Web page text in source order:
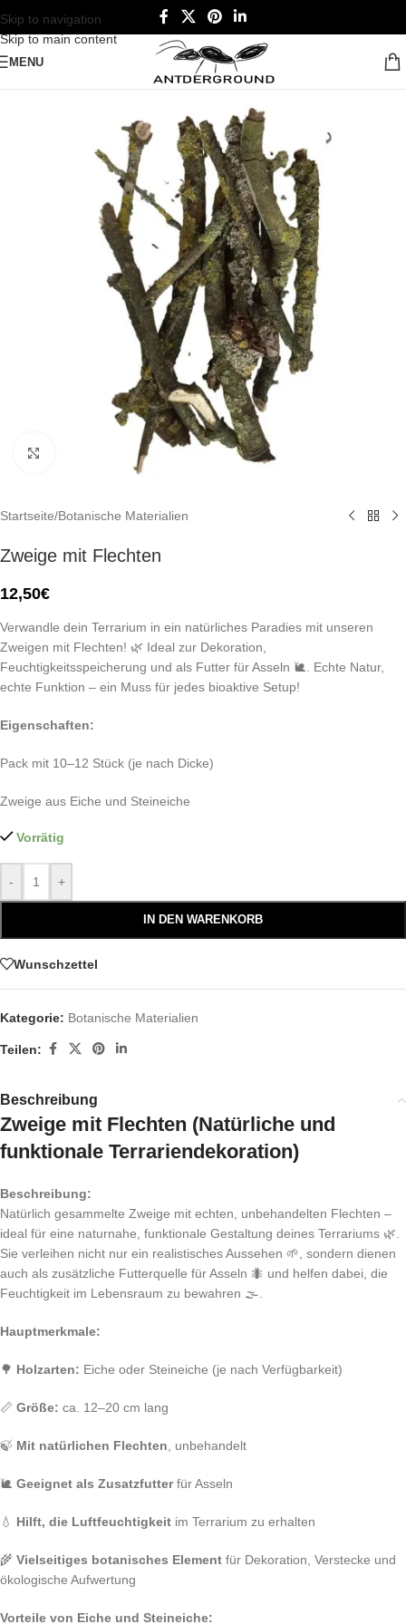
Skip to navigation
Skip to main content
MENU
Click to enlarge
Startseite/Botanische Materialien
Zweige mit Flechten
12,50€
Verwandle dein Terrarium in ein natürliches Paradies mit unseren
Zweigen mit Flechten! 🌿 Ideal zur Dekoration,
Feuchtigkeitsspeicherung und als Futter für Asseln 🐌. Echte Natur,
echte Funktion – ein Muss für jedes bioaktive Setup!
Eigenschaften:
Pack mit 10–12 Stück (je nach Dicke)
Zweige aus Eiche und Steineiche
Vorrätig
- +
IN DEN WARENKORB
Wunschzettel
Kategorie: Botanische Materialien
Teilen:
Beschreibung
Zweige mit Flechten (Natürliche und
funktionale Terrariendekoration)
Beschreibung:
Natürlich gesammelte Zweige mit echten, unbehandelten Flechten –
ideal für eine naturnahe, funktionale Gestaltung deines Terrariums 🌿.
Sie verleihen nicht nur ein realistisches Aussehen 🌱, sondern dienen
auch als zusätzliche Futterquelle für Asseln 🐜 und helfen dabei, die
Feuchtigkeit im Lebensraum zu bewahren 🌫️.
Hauptmerkmale:
🌳 Holzarten: Eiche oder Steineiche (je nach Verfügbarkeit)
📏 Größe: ca. 12–20 cm lang
🍃 Mit natürlichen Flechten , unbehandelt
🐌 Geeignet als Zusatzfutterfür Asseln
💧 Hilft, die Luftfeuchtigkeit im Terrarium zu erhalten
🌾 Vielseitiges botanisches Element für Dekoration, Verstecke und
ökologische Aufwertung
Vorteile von Eiche und Steineiche: